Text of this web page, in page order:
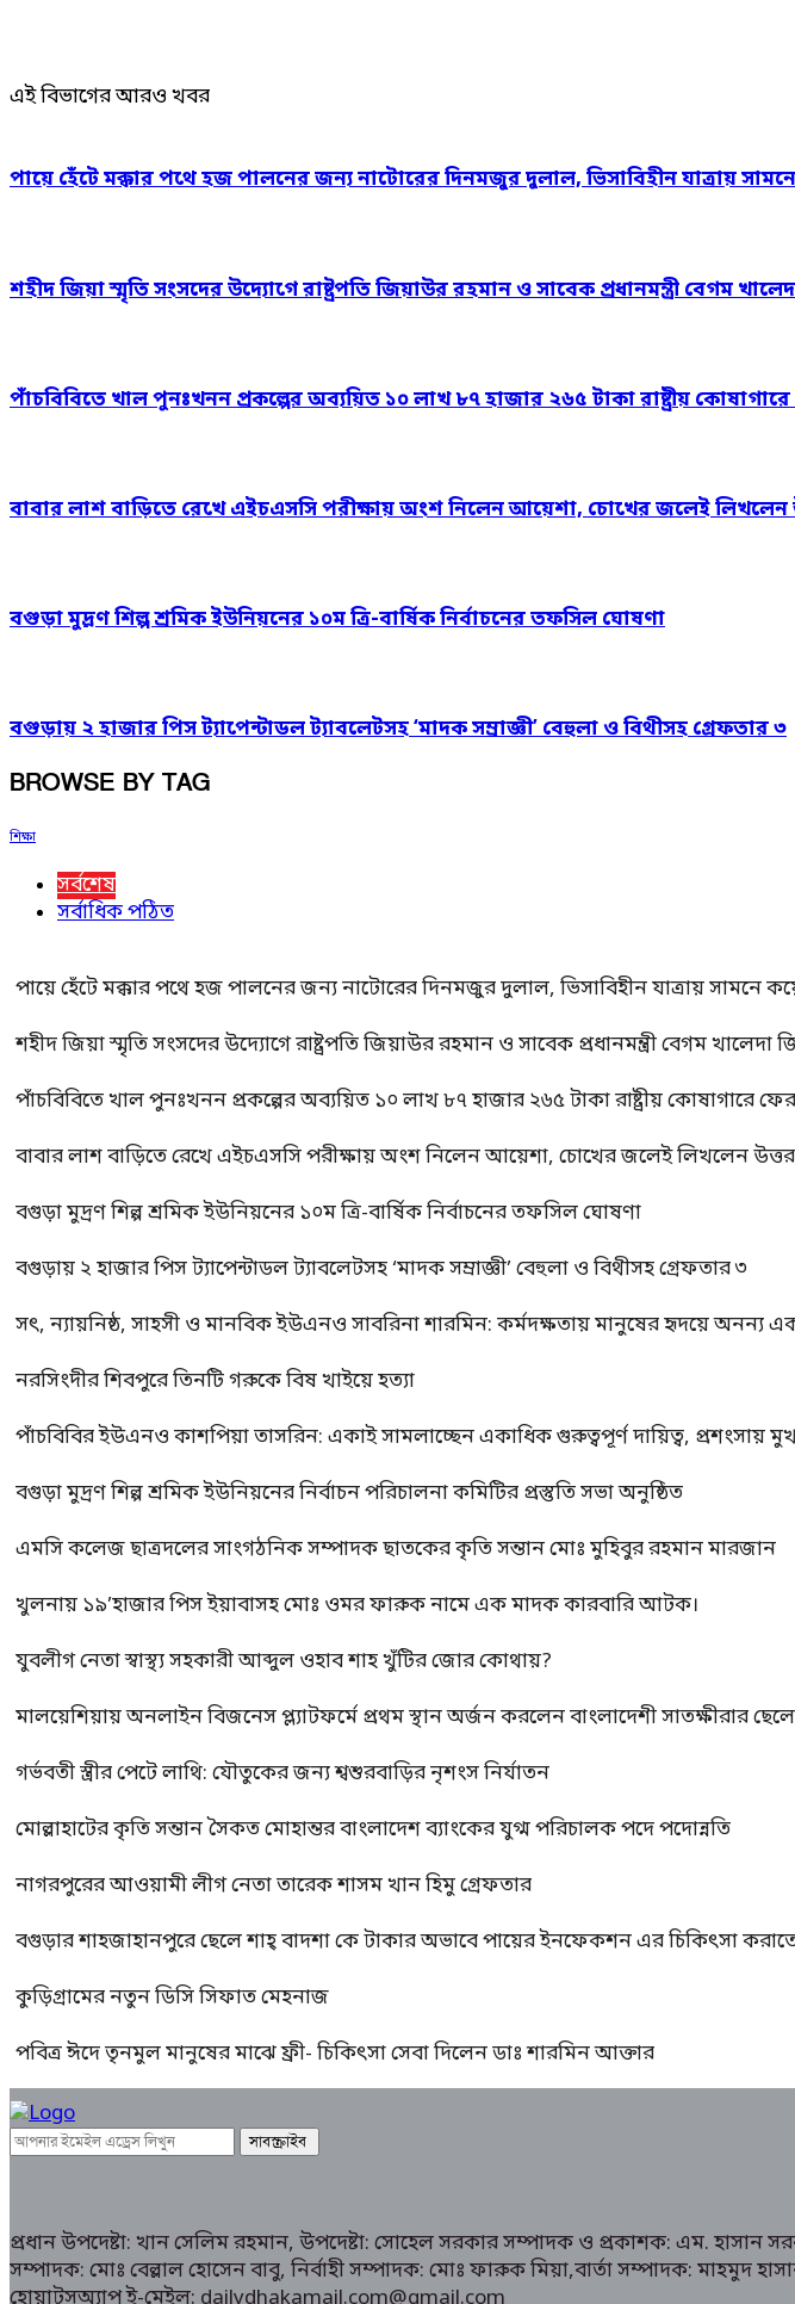
এই বিভাগের আরও খবর
পায়ে হেঁটে মক্কার পথে হজ পালনের জন্য নাটোরের দিনমজুর দুলাল, ভিসাবিহীন যাত্রায়
শহীদ জিয়া স্মৃতি সংসদের উদ্যোগে রাষ্ট্রপতি জিয়াউর রহমান ও সাবেক প্রধানমন্ত্রী বেগম
পাঁচবিবিতে খাল পুনঃখনন প্রকল্পের অব্যয়িত ১০ লাখ ৮৭ হাজার ২৬৫ টাকা রাষ্ট্রীয়
বাবার লাশ বাড়িতে রেখে এইচএসসি পরীক্ষায় অংশ নিলেন আয়েশা, চোখের জলেই লিখলেন
বগুড়া মুদ্রণ শিল্প শ্রমিক ইউনিয়নের ১০ম ত্রি-বার্ষিক নির্বাচনের তফসিল ঘোষণা
বগুড়ায় ২ হাজার পিস ট্যাপেন্টাডল ট্যাবলেটসহ ‘মাদক সম্রাজ্ঞী’ বেহুলা ও বিথীসহ গ্রেফতার ৩
BROWSE BY TAG
শিক্ষা
সর্বশেষ
সর্বাধিক পঠিত
পায়ে হেঁটে মক্কার পথে হজ পালনের জন্য নাটোরের দিনমজুর দুলাল, ভিসাবিহীন যাত্রায় সামনে
শহীদ জিয়া স্মৃতি সংসদের উদ্যোগে রাষ্ট্রপতি জিয়াউর রহমান ও সাবেক প্রধানমন্ত্রী বেগম খালেদা
পাঁচবিবিতে খাল পুনঃখনন প্রকল্পের অব্যয়িত ১০ লাখ ৮৭ হাজার ২৬৫ টাকা রাষ্ট্রীয় কোষাগারে
বাবার লাশ বাড়িতে রেখে এইচএসসি পরীক্ষায় অংশ নিলেন আয়েশা, চোখের জলেই লিখলেন
বগুড়া মুদ্রণ শিল্প শ্রমিক ইউনিয়নের ১০ম ত্রি-বার্ষিক নির্বাচনের তফসিল ঘোষণা
বগুড়ায় ২ হাজার পিস ট্যাপেন্টাডল ট্যাবলেটসহ ‘মাদক সম্রাজ্ঞী’ বেহুলা ও বিথীসহ গ্রেফতার ৩
সৎ, ন্যায়নিষ্ঠ, সাহসী ও মানবিক ইউএনও সাবরিনা শারমিন: কর্মদক্ষতায় মানুষের হৃদয়ে অনন্য
নরসিংদীর শিবপুরে তিনটি গরুকে বিষ খাইয়ে হত্যা
পাঁচবিবির ইউএনও কাশপিয়া তাসরিন: একাই সামলাচ্ছেন একাধিক গুরুত্বপূর্ণ দায়িত্ব, প্রশংসায়
বগুড়া মুদ্রণ শিল্প শ্রমিক ইউনিয়নের নির্বাচন পরিচালনা কমিটির প্রস্তুতি সভা অনুষ্ঠিত
এমসি কলেজ ছাত্রদলের সাংগঠনিক সম্পাদক ছাতকের কৃতি সন্তান মোঃ মুহিবুর রহমান মারজান
খুলনায় ১৯’হাজার পিস ইয়াবাসহ মোঃ ওমর ফারুক নামে এক মাদক কারবারি আটক।
যুবলীগ নেতা স্বাস্থ্য সহকারী আব্দুল ওহাব শাহ খুঁটির জোর কোথায়?
মালয়েশিয়ায় অনলাইন বিজনেস প্ল্যাটফর্মে প্রথম স্থান অর্জন করলেন বাংলাদেশী সাতক্ষীরার
গর্ভবতী স্ত্রীর পেটে লাথি: যৌতুকের জন্য শ্বশুরবাড়ির নৃশংস নির্যাতন
মোল্লাহাটের কৃতি সন্তান সৈকত মোহান্তর বাংলাদেশ ব্যাংকের যুগ্ম পরিচালক পদে পদোন্নতি
নাগরপুরের আওয়ামী লীগ নেতা তারেক শাসম খান হিমু গ্রেফতার
বগুড়ার শাহজাহানপুরে ছেলে শাহ্ বাদশা কে টাকার অভাবে পায়ের ইনফেকশন এর চিকিৎসা
কুড়িগ্রামের নতুন ডিসি সিফাত মেহনাজ
পবিত্র ঈদে তৃনমুল মানুষের মাঝে ফ্রী- চিকিৎসা সেবা দিলেন ডাঃ শারমিন আক্তার
প্রধান উপদেষ্টা: খান সেলিম রহমান, উপদেষ্টা: সোহেল সরকার সম্পাদক ও প্রকাশক: এম.
সম্পাদক: মোঃ বেল্লাল হোসেন বাবু, নির্বাহী সম্পাদক: মোঃ ফারুক মিয়া,বার্তা সম্পাদক: